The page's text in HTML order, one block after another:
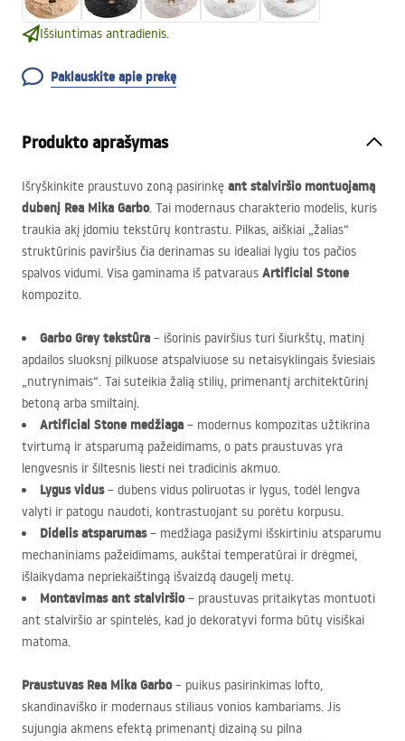
Išsiuntimas antradienis.
Paklauskite apie prekę
Produkto aprašymas
Išryškinkite praustuvo zoną pasirinkę ant stalviršio montuojamą
dubenį Rea Mika Garbo. Tai modernaus charakterio modelis, kuris
traukia akį įdomiu tekstūrų kontrastu. Pilkas, aiškiai „žalias“
struktūrinis paviršius čia derinamas su idealiai lygiu tos pačios
spalvos vidumi. Visa gaminama iš patvaraus Artificial Stone
kompozito.
Garbo Grey tekstūra – išorinis paviršius turi šiurkštų, matinį
apdailos sluoksnį pilkuose atspalviuose su netaisyklingais šviesiais
„nutrynimais“. Tai suteikia žalią stilių, primenantį architektūrinį
betoną arba smiltainį.
Artificial Stone medžiaga – modernus kompozitas užtikrina
tvirtumą ir atsparumą pažeidimams, o pats praustuvas yra
lengvesnis ir šiltesnis liesti nei tradicinis akmuo.
Lygus vidus– dubens vidus poliruotas ir lygus, todėl lengva
valyti ir patogu naudoti, kontrastuojant su porėtu korpusu.
Didelis atsparumas– medžiaga pasižymi išskirtiniu atsparumu
mechaniniams pažeidimams, aukštai temperatūrai ir drėgmei,
išlaikydama nepriekaištingą išvaizdą daugelį metų.
Montavimas ant stalviršio– praustuvas pritaikytas montuoti
ant stalviršio ar spintelės, kad jo dekoratyvi forma būtų visiškai
matoma.
Praustuvas Rea Mika Garbo– puikus pasirinkimas lofto,
skandinaviško ir modernaus stiliaus vonios kambariams. Jis
sujungia akmens efektą primenantį dizainą su pilna